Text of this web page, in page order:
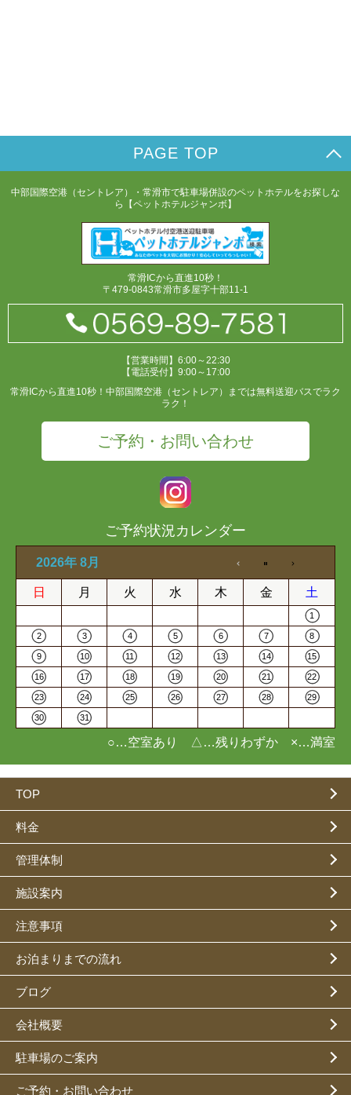
PAGE TOP
中部国際空港（セントレア）・常滑市で駐車場併設のペットホテルをお探しな
ら【ペットホテルジャンボ】
常滑ICから直進10秒！
〒479-0843常滑市多屋字十部11-1
【営業時間】6:00～22:30
【電話受付】9:00～17:00
常滑ICから直進10秒！中部国際空港（セントレア）までは無料送迎バスでラク
ラク！
ご予約・お問い合わせ
ご予約状況カレンダー
2026年 8月
日 月 火 水 木 金 土
1
2 3 4 5 6 7 8
9 10 11 12 13 14 15
16 17 18 19 20 21 22
23 24 25 26 27 28 29
30 31
○…空室あり △…残りわずか ×…満室
TOP
料金
管理体制
施設案内
注意事項
お泊まりまでの流れ
ブログ
会社概要
駐車場のご案内
ご予約・お問い合わせ